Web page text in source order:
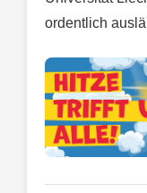
ordentlich